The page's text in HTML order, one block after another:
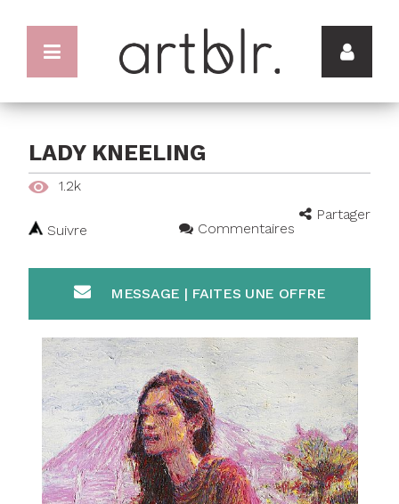
LADY KNEELING
1.2k
Partager
Suivre
Commentaires
MESSAGE | FAITES UNE OFFRE